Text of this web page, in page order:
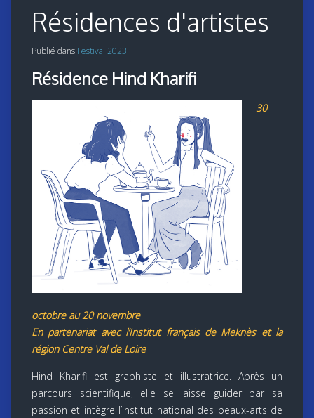
Résidences d'artistes
Publié dans Festival 2023
Résidence Hind Kharifi
30
octobre au 20 novembre
En partenariat avec l’Institut français de Meknès et la
région Centre Val de Loire
Hind Kharifi est graphiste et illustratrice. Après un
parcours scientifique, elle se laisse guider par sa
passion et intègre l’Institut national des beaux-arts de